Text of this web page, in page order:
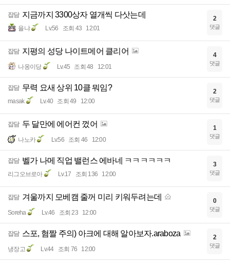
잡담 지금까지 3300상자 열개씩 다삿는데
을냐 Lv.56 조회 43 12:01
2
댓글
잡담 지평의 성당 나이트메어 클리어
나옹이당 Lv.45 조회 48 12:01
4
댓글
잡담 무력 요새 상위 10클 뭐임?
masak Lv.40 조회 49 12:00
2
댓글
잡담 두 달만에 에어컨 껐어
나노카 Lv.56 조회 46 12:00
1
댓글
잡담 벨가 나메 직업 밸런스 에바네 ㅋㅋㅋㅋㅋㅋ
리그오브로아 Lv.17 조회 136 12:00
3
댓글
잡담 겨울까지 모베캠 줄꺼 미리 키워두려는데
Soreha Lv.46 조회 23 12:00
0
댓글
잡담 스포, 혐짤 주의) 아크에 대해 알아보자.araboza
냉장고 Lv.44 조회 76 12:00
2
댓글